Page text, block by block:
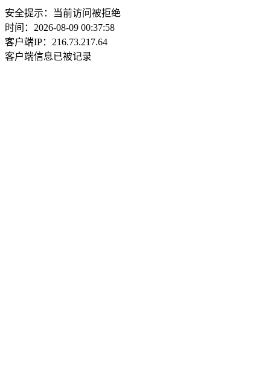
安全提示：当前访问被拒绝
时间：2026-08-09 00:37:58
客户端IP：216.73.217.64
客户端信息已被记录